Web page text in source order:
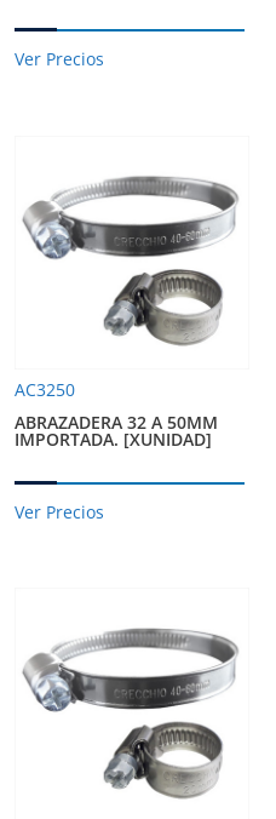
Ver Precios
AC3250
ABRAZADERA 32 A 50MM
IMPORTADA. [XUNIDAD]
Ver Precios